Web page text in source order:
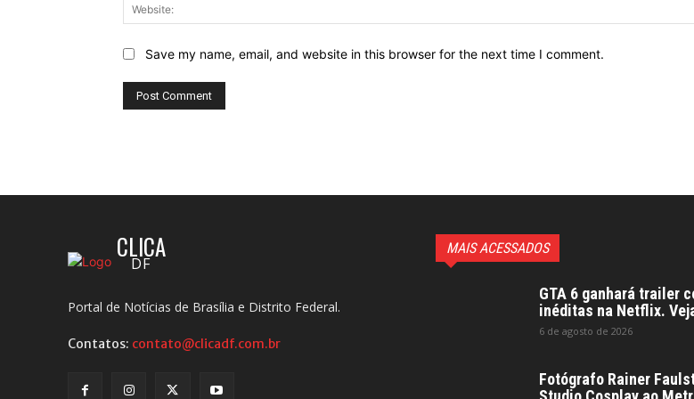
Save my name, email, and website in this browser for the next time I comment.
CLICA
DF
Portal de Notícias de Brasília e Distrito Federal.
Contatos: contato@clicadf.com.br
MAIS ACESSADOS
GTA 6 ganhará trailer
inéditas na Netflix.
6 de agosto de 2026
Fotógrafo Rainer